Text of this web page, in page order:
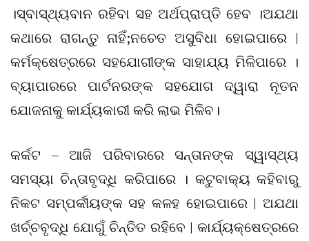
।ସ୍ବାସ୍ଥ୍ୟବାନ ରହିବା ସହ ଅର୍ଥପ୍ରାପ୍ତି ହେବ ।ଅଯଥା
କଥାରେ ରାଗନ୍ତୁ ନାହିଁ;ନଚେତ ଅସୁବିଧା ହୋଇପାରେ |
କର୍ମକ୍ଷେତ୍ରରେ ସହଯୋଗୀଙ୍କ ସାହାଯ୍ୟ ମିଳିପାରେ ।
ବ୍ୟାପାରରେ ପାର୍ଟନରଙ୍କ ସହଯୋଗ ଦ୍ୱାରା ନୂତନ
ଯୋଜନାକୁ କାର୍ଯ୍ୟକାରୀ କରି ଲାଭ ମିଳିବ।
କର୍କଟ – ଆଜି ପରିବାରରେ ସନ୍ତାନଙ୍କ ସ୍ୱାସ୍ଥ୍ୟ
ସମସ୍ୟା ଚିନ୍ତାବୃଦ୍ଧି କରିପାରେ । କଟୁବାକ୍ୟ କହିବାରୁ
ନିକଟ ସମ୍ପର୍କୀୟଙ୍କ ସହ କଳହ ହୋଇପାରେ | ଅଯଥା
ଖର୍ଚ୍ଚବୃଦ୍ଧି ଯୋଗୁଁ ଚିନ୍ତିତ ରହିବେ | କାର୍ଯ୍ୟକ୍ଷେତ୍ରରେ